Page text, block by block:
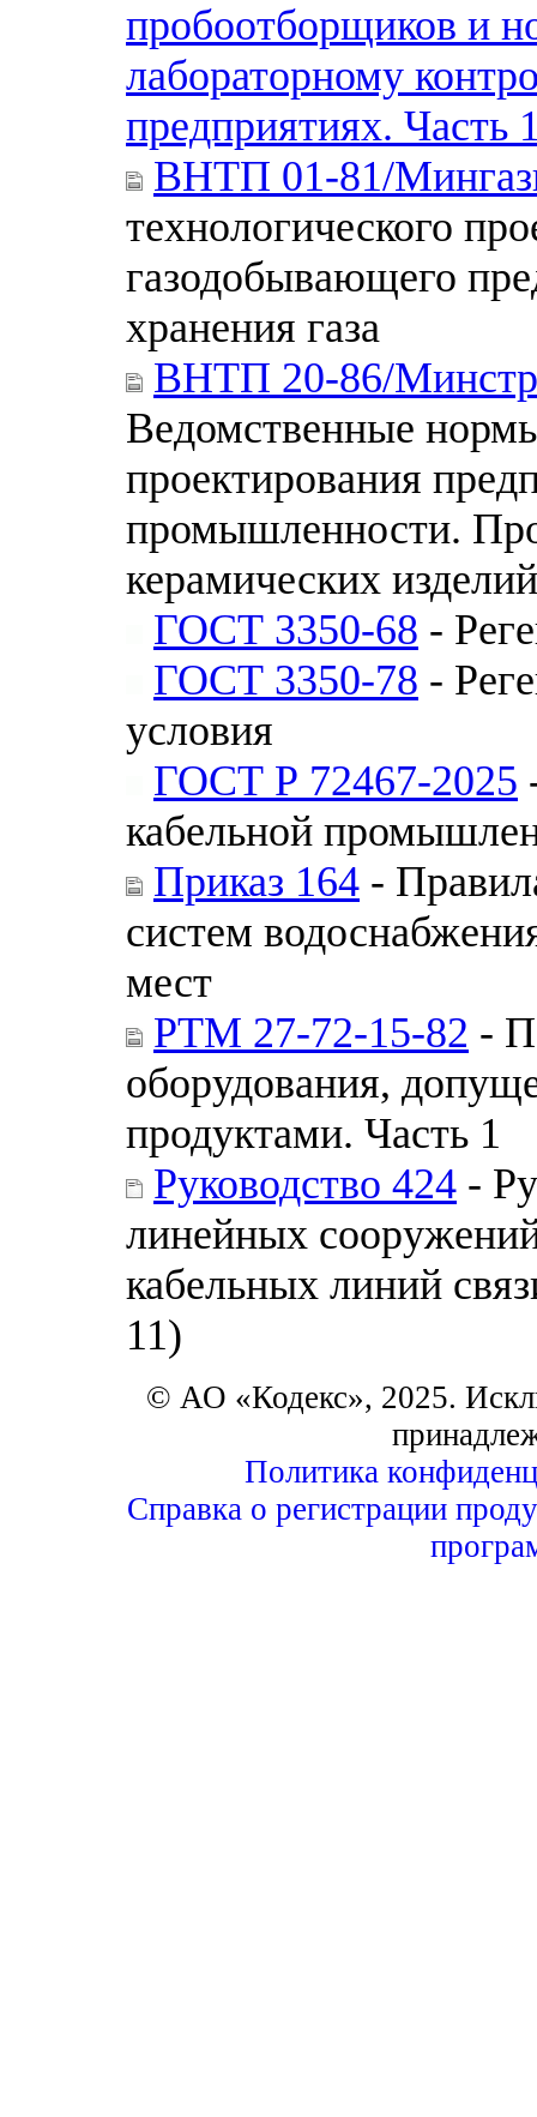
пробоотборщиков и
лабораторному
предприятиях. Часть
ВНТП 01-81/
технологического
газодобывающего
хранения газа
ВНТП 20-86/
Ведомственные
проектирования
промышленности.
керамических изделий
ГОСТ 3350-68 -
ГОСТ 3350-78 -
условия
ГОСТ Р 72467-2025
кабельной
Приказ 164 -
систем
мест
РТМ 27-72-15-82 -
оборудования,
продуктами. Часть 1
Руководство 424 -
линейных
кабельных линий
11)
© АО «Кодекс», 2025.
Политика
Справка о регистрации